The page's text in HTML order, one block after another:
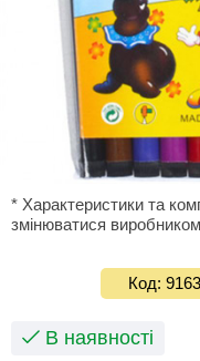
* Характеристики та
змінюватися
Код:
В наявності